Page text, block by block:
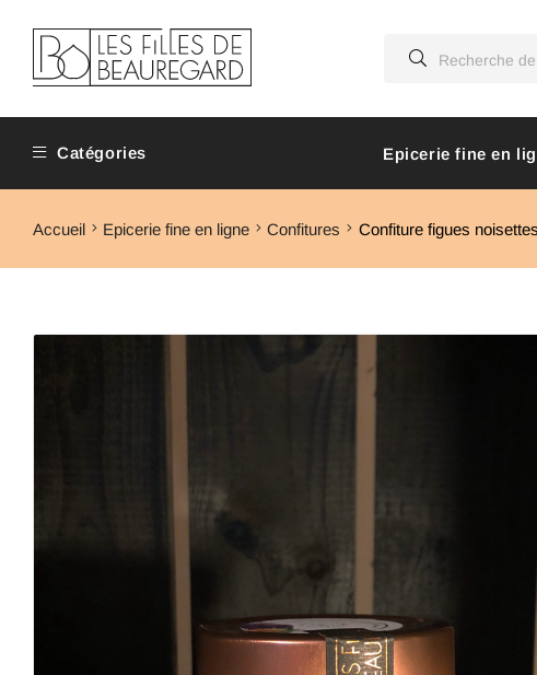
Catégories Epicerie fine en
Accueil Epicerie fine en ligne Confitures Confiture figues